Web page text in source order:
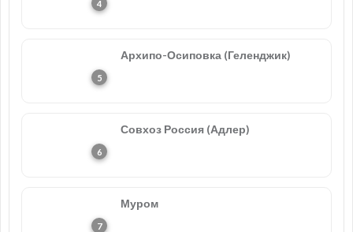
Архипо-Осиповка (Геленджик)
Совхоз Россия (Адлер)
Муром